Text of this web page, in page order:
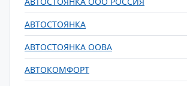
АВТОСТОЯНКА
АВТОСТОЯНКА ООВА
АВТОКОМФОРТ